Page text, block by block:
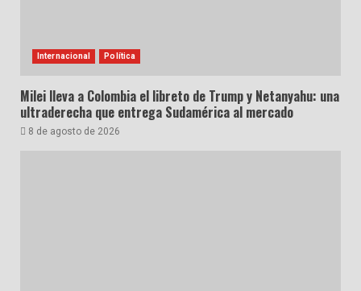
Internacional Política
Milei lleva a Colombia el libreto de Trump y Netanyahu: una
ultraderecha que entrega Sudamérica al mercado
8 de agosto de 2026